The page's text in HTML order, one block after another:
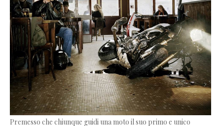
Premesso che chiunque guidi una moto il suo primo e unico